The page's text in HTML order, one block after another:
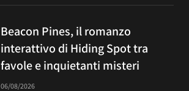
Beacon Pines, il romanzo
interattivo di Hiding Spot tra
favole e inquietanti misteri
06/08/2026